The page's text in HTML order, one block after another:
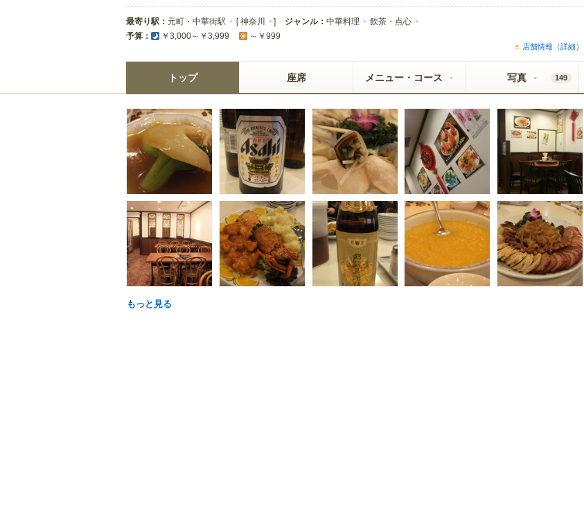
最寄り駅： 元町・中華街駅 [神奈川 ] ジャンル： 中華料理 飲茶・点心
予算： ￥3,000～￥3,999 ～￥999
店舗情報（詳細）
トップ 座席 メニュー・コース 写真 149
もっと見る